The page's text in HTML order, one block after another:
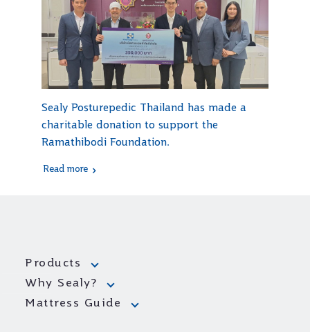
Sealy Posturepedic Thailand has made a
charitable donation to support the
Ramathibodi Foundation.
Read more
Products
Why Sealy?
Mattress Guide